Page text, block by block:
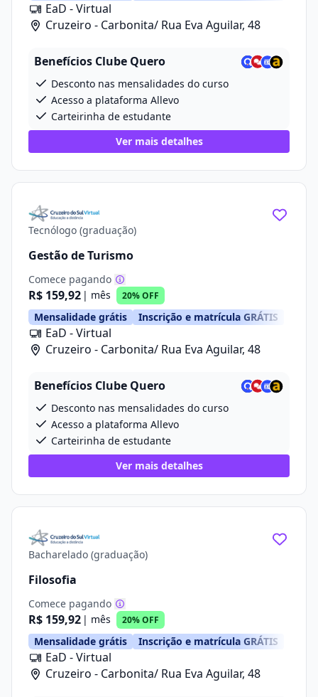
EaD - Virtual
Cruzeiro - Carbonita/ Rua Eva Aguilar, 48
Benefícios Clube Quero
Desconto nas mensalidades do curso
Acesso a plataforma Allevo
Carteirinha de estudante
Ver mais detalhes
Tecnólogo (graduação)
Gestão de Turismo
Comece pagando
R$ 159,92 | mês 20% OFF
Mensalidade grátis Inscrição e matrícula GRÁTIS
EaD - Virtual
Cruzeiro - Carbonita/ Rua Eva Aguilar, 48
Benefícios Clube Quero
Desconto nas mensalidades do curso
Acesso a plataforma Allevo
Carteirinha de estudante
Ver mais detalhes
Bacharelado (graduação)
Filosofia
Comece pagando
R$ 159,92 | mês 20% OFF
Mensalidade grátis Inscrição e matrícula GRÁTIS
EaD - Virtual
Cruzeiro - Carbonita/ Rua Eva Aguilar, 48